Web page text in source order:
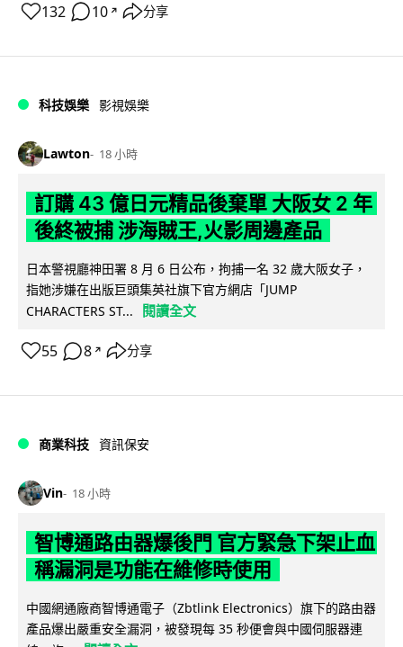
132 10 ↗ 分享
科技娛樂 影視娛樂
Lawton 18 小時
訂購 43 億日元精品後棄單 大阪女 2 年
後終被捕 涉海賊王,火影周邊產品
日本警視廳神田署 8 月 6 日公布，拘捕一名 32 歲大阪女子，
指她涉嫌在出版巨頭集英社旗下官方網店「JUMP
CHARACTERS ST...
閱讀全文
55 8 ↗ 分享
商業科技 資訊保安
Vin 18 小時
智博通路由器爆後門 官方緊急下架止血
稱漏洞是功能在維修時使用
中國網通廠商智博通電子（Zbtlink Electronics）旗下的路由器
產品爆出嚴重安全漏洞，被發現每 35 秒便會與中國伺服器連